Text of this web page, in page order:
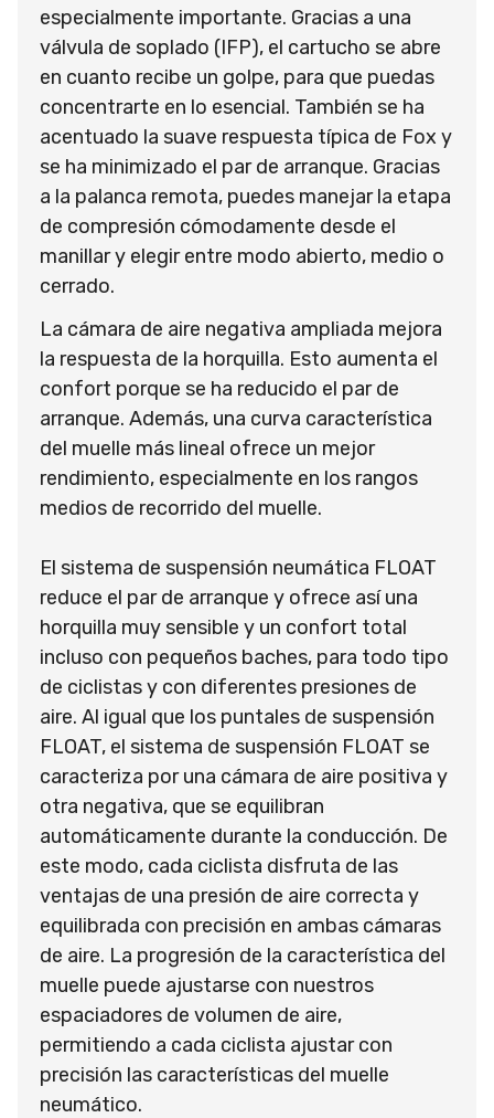
especialmente importante. Gracias a una
válvula de soplado (IFP), el cartucho se abre
en cuanto recibe un golpe, para que puedas
concentrarte en lo esencial. También se ha
acentuado la suave respuesta típica de Fox y
se ha minimizado el par de arranque. Gracias
a la palanca remota, puedes manejar la etapa
de compresión cómodamente desde el
manillar y elegir entre modo abierto, medio o
cerrado.
La cámara de aire negativa ampliada mejora
la respuesta de la horquilla. Esto aumenta el
confort porque se ha reducido el par de
arranque. Además, una curva característica
del muelle más lineal ofrece un mejor
rendimiento, especialmente en los rangos
medios de recorrido del muelle.
El sistema de suspensión neumática FLOAT
reduce el par de arranque y ofrece así una
horquilla muy sensible y un confort total
incluso con pequeños baches, para todo tipo
de ciclistas y con diferentes presiones de
aire. Al igual que los puntales de suspensión
FLOAT, el sistema de suspensión FLOAT se
caracteriza por una cámara de aire positiva y
otra negativa, que se equilibran
automáticamente durante la conducción. De
este modo, cada ciclista disfruta de las
ventajas de una presión de aire correcta y
equilibrada con precisión en ambas cámaras
de aire. La progresión de la característica del
muelle puede ajustarse con nuestros
espaciadores de volumen de aire,
permitiendo a cada ciclista ajustar con
precisión las características del muelle
neumático.